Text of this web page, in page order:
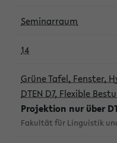
Seminarraum
14
Grüne Tafel, Fenster,
DTEN D7, Flexible
Projektion nur über
Fakultät für Linguistik